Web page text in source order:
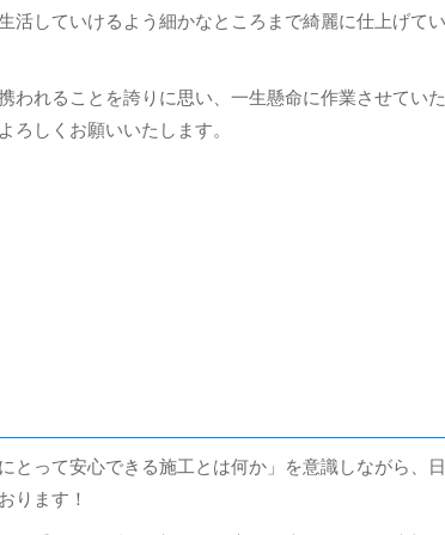
活していけるよう細かなところまで綺麗に仕上げて
われることを誇りに思い、一生懸命に作業させてい
ろしくお願いいたします。
とって安心できる施工とは何か」を意識しながら、
ります！